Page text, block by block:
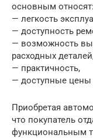
основным относят:
— легкость
— доступность
— возможность
расходных
— практичность,
— доступные цены
Приобретая
что покупатель
функциональным